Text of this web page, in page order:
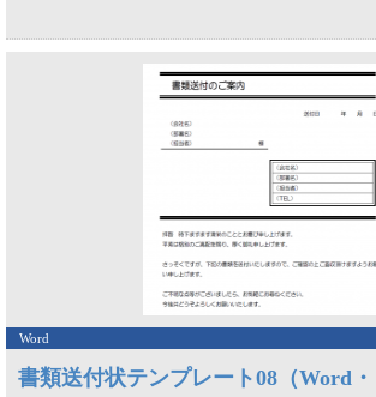
Word
書類送付状テンプレート08（Word・